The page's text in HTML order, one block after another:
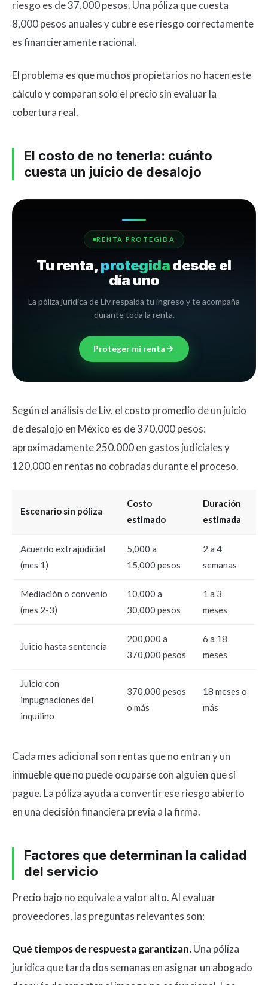
riesgo es de 37,000 pesos. Una póliza que cuesta
8,000 pesos anuales y cubre ese riesgo correctamente
es financieramente racional.
El problema es que muchos propietarios no hacen este
cálculo y comparan solo el precio sin evaluar la
cobertura real.
El costo de no tenerla: cuánto
cuesta un juicio de desalojo
RENTA PROTEGIDA
Tu renta,protegidadesde el
día uno
La póliza jurídica de Liv respalda tu ingreso y te acompaña
durante toda la renta.
Proteger mi renta
Según el análisis de Liv, el costo promedio de un juicio
de desalojo en México es de 370,000 pesos:
aproximadamente 250,000 en gastos judiciales y
120,000 en rentas no cobradas durante el proceso.
Escenario sin póliza
Costo
estimado
Duración
estimada
Acuerdo extrajudicial
(mes 1)
5,000 a
15,000 pesos
2 a 4
semanas
Mediación o convenio
(mes 2-3)
10,000 a
30,000 pesos
1 a 3
meses
Juicio hasta sentencia
200,000 a
370,000 pesos
6 a 18
meses
Juicio con
impugnaciones del
inquilino
370,000 pesos
o más
18 meses o
más
Cada mes adicional son rentas que no entran y un
inmueble que no puede ocuparse con alguien que sí
pague. La póliza ayuda a convertir ese riesgo abierto
en una decisión financiera previa a la firma.
Factores que determinan la calidad
del servicio
Precio bajo no equivale a valor alto. Al evaluar
proveedores, las preguntas relevantes son:
Qué tiempos de respuesta garantizan.Una póliza
jurídica que tarda dos semanas en asignar un abogado